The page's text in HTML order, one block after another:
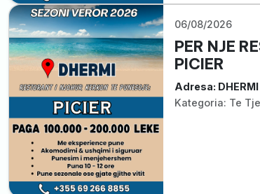
06/08/2026
PER NJE
PICIER
Adresa: DHERMI
Kategoria: Te